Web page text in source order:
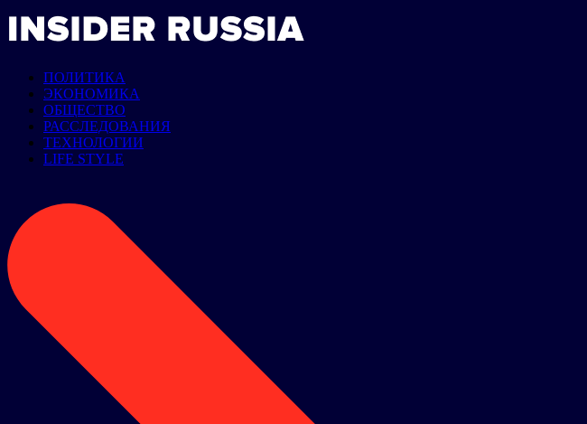
ПОЛИТИКА
ЭКОНОМИКА
ОБЩЕСТВО
РАССЛЕДОВАНИЯ
ТЕХНОЛОГИИ
LIFE STYLE